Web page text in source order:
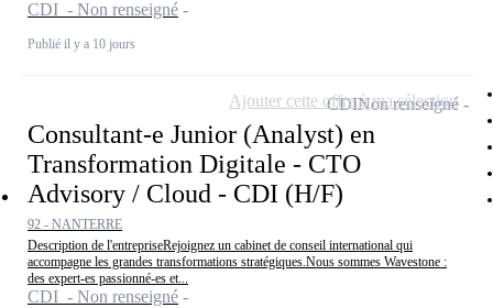
CDI - Non renseigné
Publié il y a 10 jours
Consultant-e Junior (Analyst) en
Transformation Digitale - CTO
Advisory / Cloud - CDI (H/F)
92 - NANTERRE
Description de l'entrepriseRejoignez un cabinet de conseil international qui
accompagne les grandes transformations stratégiques.Nous sommes Wavestone :
des expert-es passionné-es et...
CDI - Non renseigné
CDINon renseigné
Ajouter cette offre à ma sélection